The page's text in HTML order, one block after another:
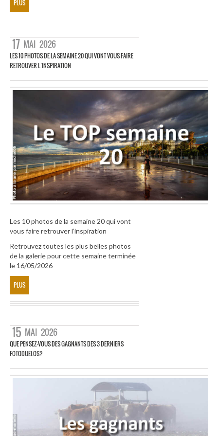
PLUS
17 MAI 2026
LES 10 PHOTOS DE LA SEMAINE 20 QUI VONT VOUS FAIRE
RETROUVER L’INSPIRATION
Les 10 photos de la semaine 20 qui vont
vous faire retrouver l’inspiration
Retrouvez toutes les plus belles photos
de la galerie pour cette semaine terminée
le 16/05/2026
PLUS
15 MAI 2026
QUE PENSEZ-VOUS DES GAGNANTS DES 3 DERNIERS
FOTODUELOS?